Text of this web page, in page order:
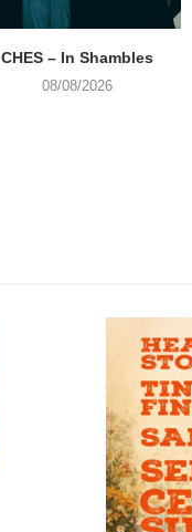
CHES – In Shambles
08/08/2026